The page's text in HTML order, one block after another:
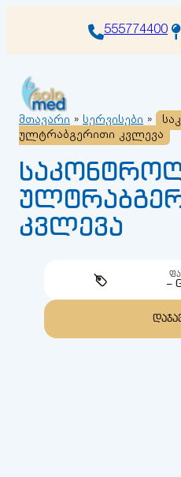
555774400
მთავარი » სერვისები »
ულტრაბგერითი კვლევა
კვლევა
–